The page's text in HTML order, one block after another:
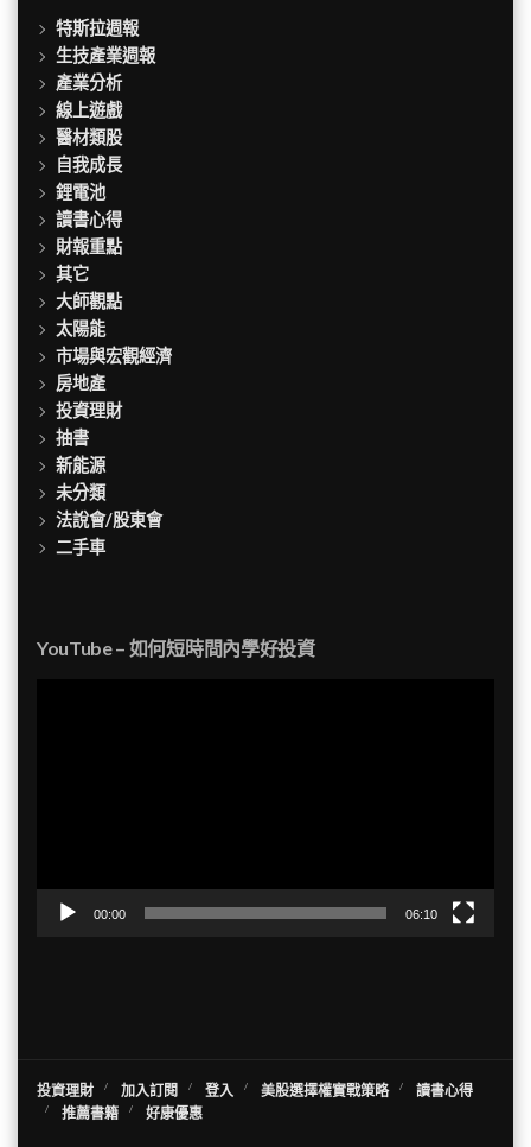
特斯拉週報
生技產業週報
產業分析
線上遊戲
醫材類股
自我成長
鋰電池
讀書心得
財報重點
其它
大師觀點
太陽能
市場與宏觀經濟
房地產
投資理財
抽書
新能源
未分類
法說會/股東會
二手車
YouTube – 如何短時間內學好投資
00:00 06:10
投資理財 加入訂閱 登入 美股選擇權實戰策略
讀書心得
推薦書籍
好康優惠